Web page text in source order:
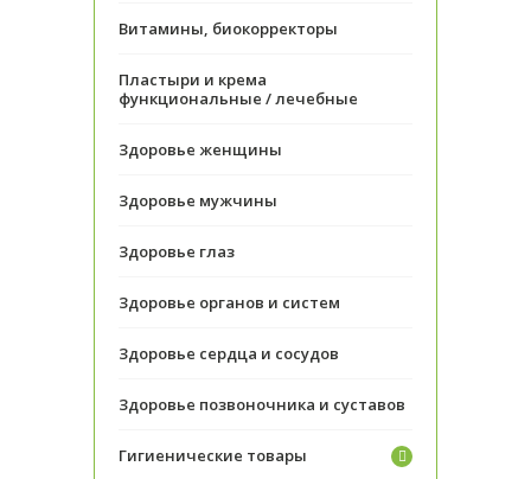
Витамины, биокорректоры
Пластыри и крема
функциональные / лечебные
Здоровье женщины
Здоровье мужчины
Здоровье глаз
Здоровье органов и систем
Здоровье сердца и сосудов
Здоровье позвоночника и суставов
Гигиенические товары